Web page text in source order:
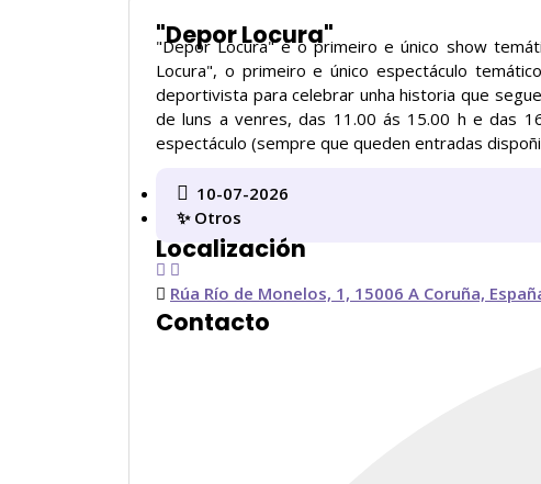
"Depor Locura"
"Depor Locura" é o primeiro e único show
Locura", o primeiro e único espectáculo
deportivista para celebrar unha historia que
de luns a venres, das 11.00 ás 15.00 h e das
espectáculo (sempre que queden entradas
10-07-2026
✨ Otros
Localización
Rúa Río de Monelos, 1, 15006 A Coruña,
Contacto